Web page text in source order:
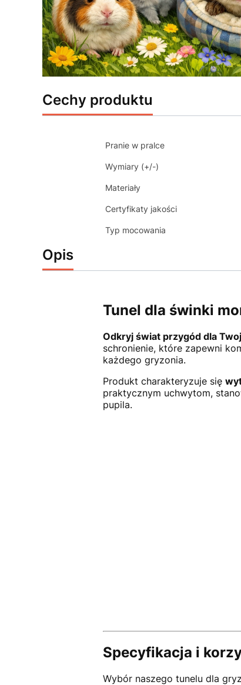
Cechy produktu
Pranie w pralce
Wymiary (+/-)
Materiały
Certyfikaty jakości
Typ mocowania
Opis
Tunel dla świnki
Odkryj świat przygód dla
schronienie, które zapewni
każdego gryzonia.
Produkt charakteryzuje się
praktycznym uchwytom,
pupila.
Specyfikacja i
Wybór naszego tunelu dla